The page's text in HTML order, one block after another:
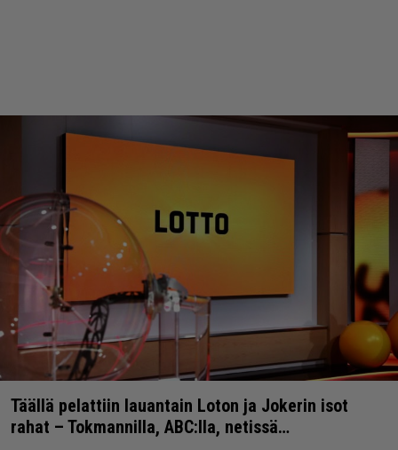
Täällä pelattiin lauantain Loton ja Jokerin isot
rahat – Tokmannilla, ABC:lla, netissä…